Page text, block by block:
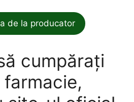
de la producator
cumpărați